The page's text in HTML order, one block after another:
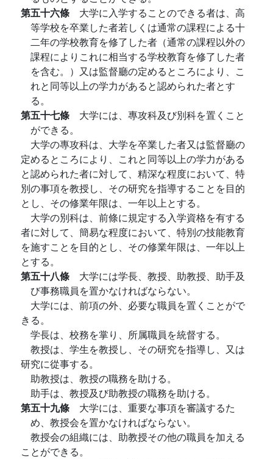
第五十六條 大学に入学することのできる者は、高
等学校を卒業した者若しくは通常の課程による十
二年の学校教育を修了した者（通常の課程以外の
課程によりこれに相当する学校教育を修了した者
を含む。）又は監督廳の定めるところにより、こ
れと同等以上の学力があると認められた者とす
る。
第五十七條 大学には、專攻科及び別科を置くこと
ができる。
大学の專攻科は、大学を卒業した者又は監督廳の
定めるところにより、これと同等以上の学力がある
と認められた者に対して、精深な程度において、特
別の事項を教授し、その研究を指導することを目的
とし、その修業年限は、一年以上とする。
大学の別科は、前條に規定する入学資格を有する
者に対して、簡易な程度において、特別の技能教育
を施すことを目的とし、その修業年限は、一年以上
とする。
第五十八條 大学には学長、教授、助教授、助手及
び事務職員を置かなければならない。
大学には、前項の外、必要な職員を置くことがで
きる。
学長は、校務を掌り、所属職員を統督する。
教授は、学生を教授し、その研究を指導し、又は
研究に從事する。
助教授は、教授の職務を助ける。
助手は、教授及び助教授の職務を助ける。
第五十九條 大学には、重要な事項を審議するた
め、教授会を置かなければならない。
教授会の組織には、助教授その他の職員を加える
ことができる。